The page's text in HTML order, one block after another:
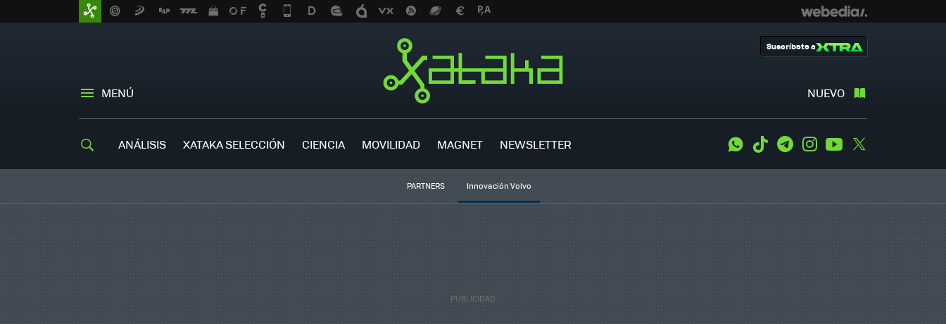
MENÚ NUEVO
Suscríbete a
ANÁLISIS XATAKA SELECCIÓN CIENCIA MOVILIDAD MAGNET NEWSLETTER WhatsApp
Tiktok TelegramInstagramYoutube
PARTNERS Innovación Volvo